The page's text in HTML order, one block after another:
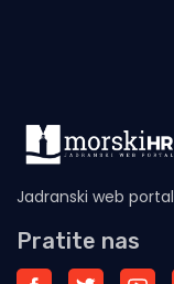
Jadranski web portal
Pratite nas